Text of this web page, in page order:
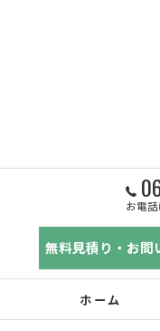
お電話
無料見積り・お問
ホーム